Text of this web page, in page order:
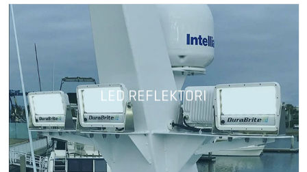
LED REFLEKTORI